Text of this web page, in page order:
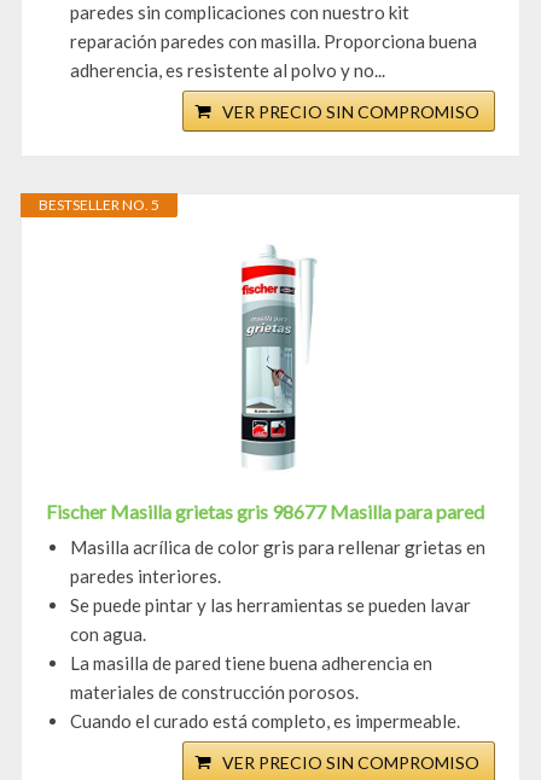
paredes sin complicaciones con nuestro kit
reparación paredes con masilla. Proporciona buena
adherencia, es resistente al polvo y no...
VER PRECIO SIN COMPROMISO
BESTSELLER NO. 5
Fischer Masilla grietas gris 98677 Masilla para pared
Masilla acrílica de color gris para rellenar grietas en
paredes interiores.
Se puede pintar y las herramientas se pueden lavar
con agua.
La masilla de pared tiene buena adherencia en
materiales de construcción porosos.
Cuando el curado está completo, es impermeable.
VER PRECIO SIN COMPROMISO